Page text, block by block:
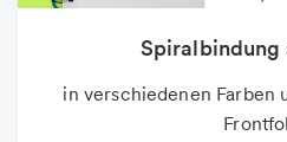
Spiralbindung
in verschiedenen Farben